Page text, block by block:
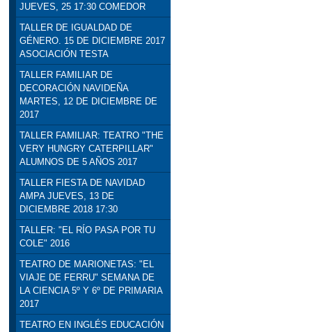
JUEVES, 25 17:30 COMEDOR
TALLER DE IGUALDAD DE
GÉNERO. 15 DE DICIEMBRE 2017
ASOCIACIÓN TESTA
TALLER FAMILIAR DE
DECORACIÓN NAVIDEÑA
MARTES, 12 DE DICIEMBRE DE
2017
TALLER FAMILIAR: TEATRO "THE
VERY HUNGRY CATERPILLAR"
ALUMNOS DE 5 AÑOS 2017
TALLER FIESTA DE NAVIDAD
AMPA JUEVES, 13 DE
DICIEMBRE 2018 17:30
TALLER: "EL RÍO PASA POR TU
COLE" 2016
TEATRO DE MARIONETAS: "EL
VIAJE DE FERRU" SEMANA DE
LA CIENCIA 5º Y 6º DE PRIMARIA
2017
TEATRO EN INGLÉS EDUCACIÓN